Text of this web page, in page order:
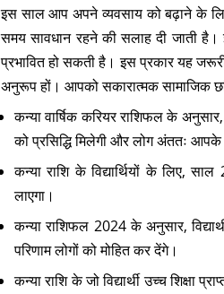
इस साल आप अपने व्यवसाय को बढ़ाने के
समय सावधान रहने की सलाह दी जाती
प्रभावित हो सकती है। इस प्रकार यह
अनुरूप हों। आपको सकारात्मक सामाजिक
कन्या वार्षिक करियर राशिफल के
को प्रसिद्धि मिलेगी और लोग अंततः
कन्या राशि के विद्यार्थियों के लिए,
लाएगा।
कन्या राशिफल 2024 के अनुसार,
परिणाम लोगों को मोहित कर देंगे।
कन्या राशि के जो विद्यार्थी उच्च